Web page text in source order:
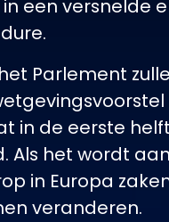
een versnelde
Parlement
in de eerste
Als het wordt
in Europa
veranderen.